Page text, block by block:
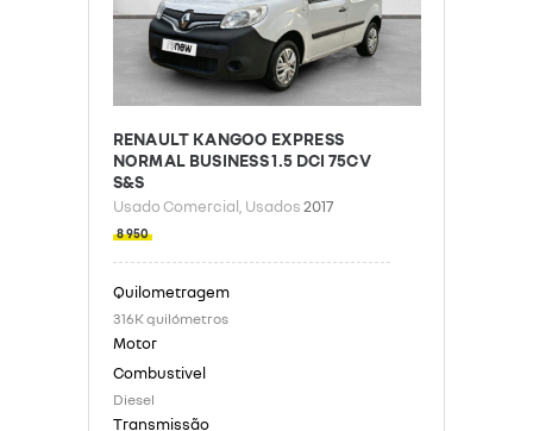
RENAULT KANGOO EXPRESS
NORMAL BUSINESS 1.5 DCI 75CV
S&S
Usado Comercial, Usados2017
8 950
316K quilómetros
Diesel